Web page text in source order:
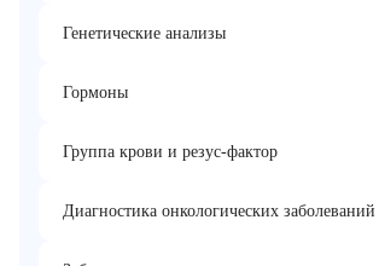
Генетические анализы
Гормоны
Группа крови и резус-фактор
Диагностика онкологических заболеваний